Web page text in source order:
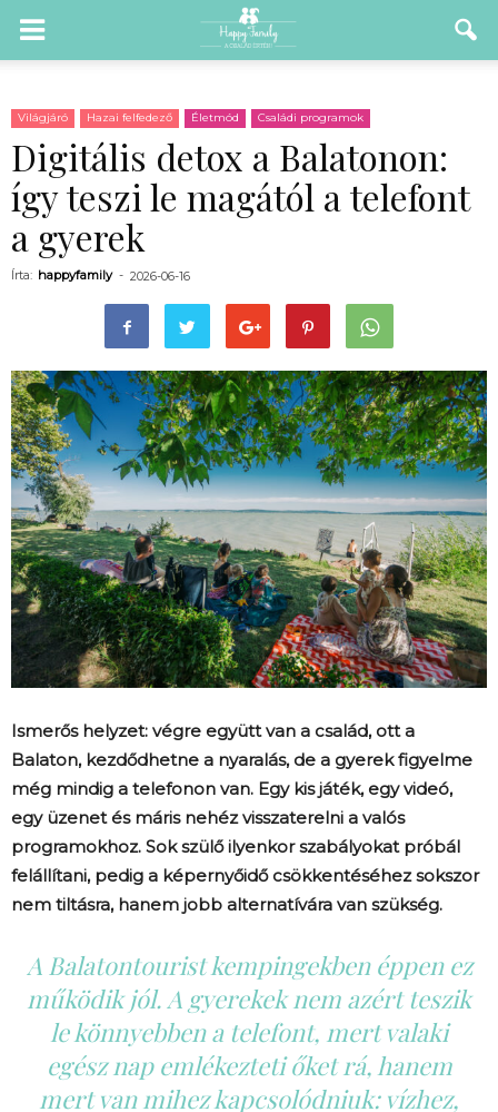
Világjáró Hazai felfedező Életmód Családi programok
Digitális detox a Balatonon:
így teszi le magától a telefont
a gyerek
Írta: happyfamily - 2026-06-16
Ismerős helyzet: végre együtt van a család, ott a
Balaton, kezdődhetne a nyaralás, de a gyerek figyelme
még mindig a telefonon van. Egy kis játék, egy videó,
egy üzenet és máris nehéz visszaterelni a valós
programokhoz. Sok szülő ilyenkor szabályokat próbál
felállítani, pedig a képernyőidő csökkentéséhez sokszor
nem tiltásra, hanem jobb alternatívára van szükség.
A Balatontourist kempingekben éppen ez
működik jól. A gyerekek nem azért teszik
le könnyebben a telefont, mert valaki
egész nap emlékezteti őket rá, hanem
mert van mihez kapcsolódniuk: vízhez,